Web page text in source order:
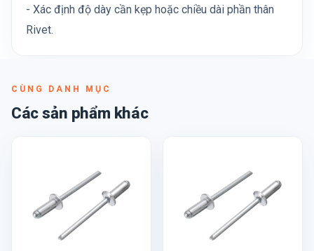
- Xác định độ dày cần kẹp hoặc chiều dài phần thân
Rivet.
CÙNG DANH MỤC
Các sản phẩm khác